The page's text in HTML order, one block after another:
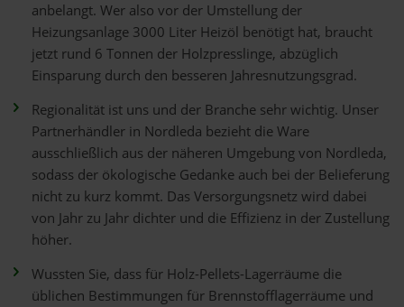
anbelangt. Wer also vor der Umstellung der
Heizungsanlage 3000 Liter Heizöl benötigt hat, braucht
jetzt rund 6 Tonnen der Holzpresslinge, abzüglich
Einsparung durch den besseren Jahresnutzungsgrad.
Regionalität ist uns und der Branche sehr wichtig. Unser
Partnerhändler in Nordleda bezieht die Ware
ausschließlich aus der näheren Umgebung von Nordleda,
sodass der ökologische Gedanke auch bei der Belieferung
nicht zu kurz kommt. Das Versorgungsnetz wird dabei
von Jahr zu Jahr dichter und die Effizienz in der Zustellung
höher.
Wussten Sie, dass für Holz-Pellets-Lagerräume die
üblichen Bestimmungen für Brennstofflagerräume und